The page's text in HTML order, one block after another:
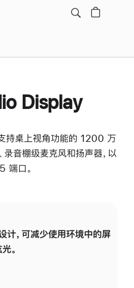
Display
持桌上视角功能的 1200 万
音棚级麦克风和扬声器，以
端口。
计，可减少使用环境中的屏
。